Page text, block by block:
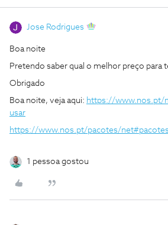
Jose Rodrigues
Boa noite
Pretendo saber qual o melhor preço para
Obrigado
Boa noite, veja aqui: https://www.nos.pt/
usar
https://www.nos.pt/pacotes/net#pacotes
1 pessoa gostou